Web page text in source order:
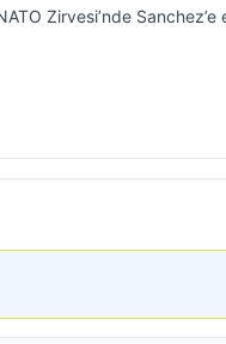
Zirvesi’nde Sanchez’e